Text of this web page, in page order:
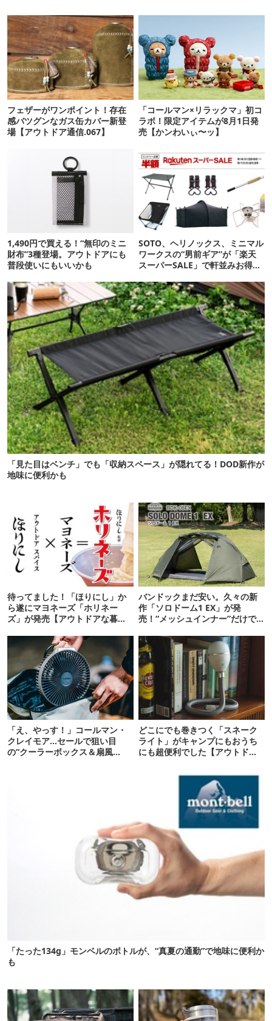
フェザーがワンポイント！存在
感バツグンなガス缶カバー新登
場【アウトドア通信.067】
「コールマン×リラックマ」初コ
ラボ！限定アイテムが8月1日発
売【かンわいぃ〜ッ】
1,490円で買える！“無印のミニ
財布”3種登場。アウトドアにも
普段使いにもいいかも
SOTO、ヘリノックス、ミニマル
ワークスの“男前ギア”が「楽天
スーパーSALE」で軒並みお得
「見た目はベンチ」でも「収納スペース」が隠れてる！DOD新作が
地味に便利かも
待ってました！「ほりにし」か
ら遂にマヨネーズ「ホリネー
ズ」が発売【アウトドアな暮ら
バンドックまだ安い。久々の新
作「ソロドーム1 EX」が発
売！“メッシュインナー”だけで
「え、やっす！」コールマン・
クレイモア…セールで狙い目
の“クーラーボックス＆扇風
どこにでも巻きつく「スネーク
ライト」がキャンプにもおうち
にも超便利でした【アウトドア
「たった134g」モンベルのボトルが、“真夏の通勤”で地味に便利か
も